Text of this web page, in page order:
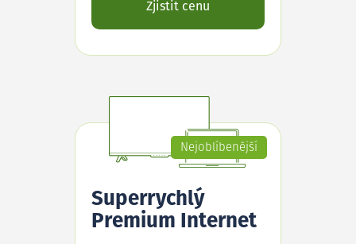
Zjistit cenu
Nejoblíbenější
Superrychlý
Premium Internet